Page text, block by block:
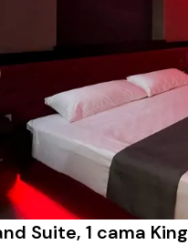
Suite, 1 cama King